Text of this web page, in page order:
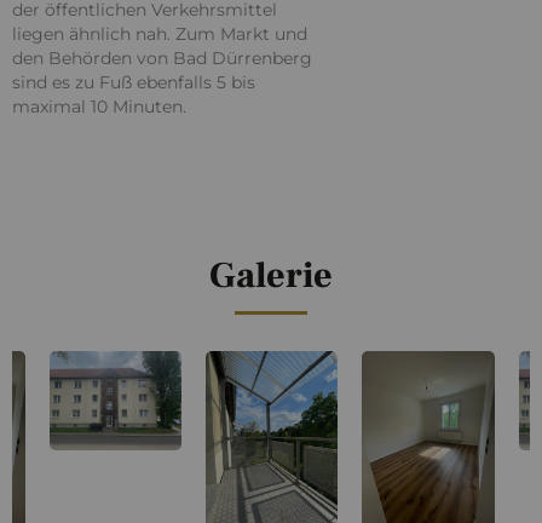
der öffentlichen Verkehrsmittel
liegen ähnlich nah. Zum Markt und
den Behörden von Bad Dürrenberg
sind es zu Fuß ebenfalls 5 bis
maximal 10 Minuten.
Galerie